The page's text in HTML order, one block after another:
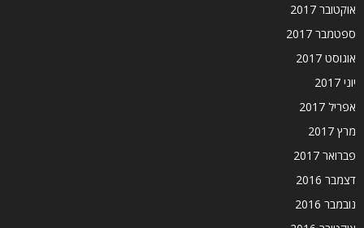
אוקטובר 2017
ספטמבר 2017
אוגוסט 2017
יוני 2017
אפריל 2017
מרץ 2017
פברואר 2017
דצמבר 2016
נובמבר 2016